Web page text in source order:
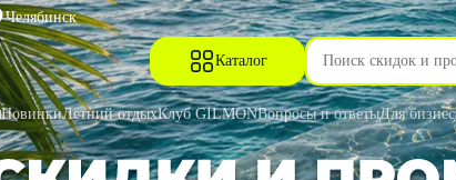
Челябинск
Каталог
НовинкиЛетний отдыхКлуб GILMONВопросы и ответыДля